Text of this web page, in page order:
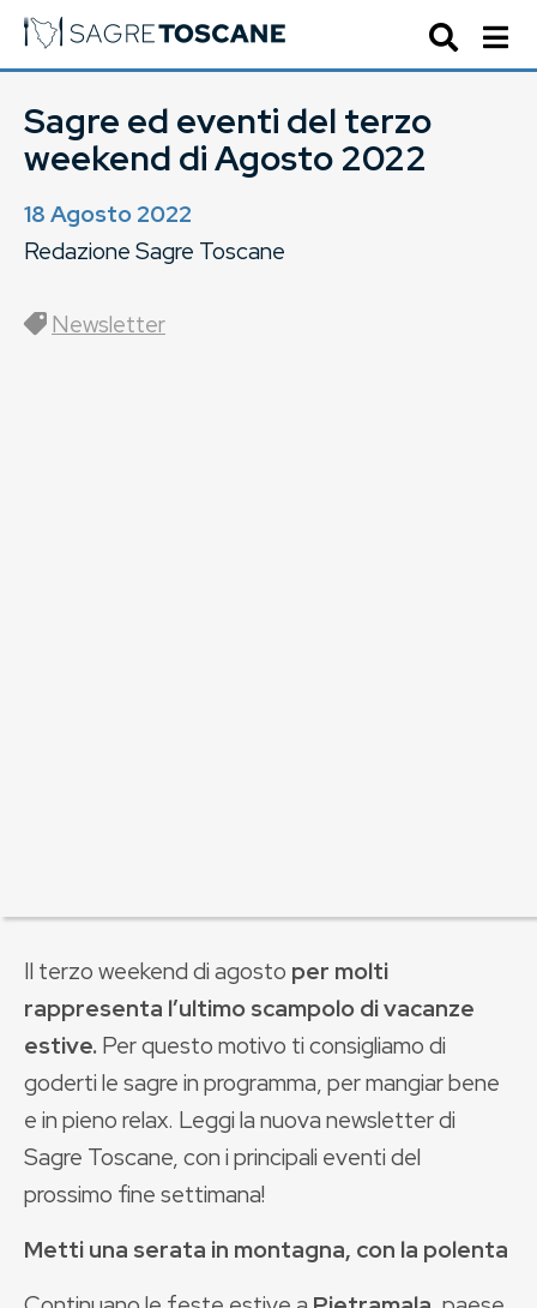
Sagre ed eventi del terzo
weekend di Agosto 2022
18 Agosto 2022
Redazione Sagre Toscane
Newsletter
Il terzo weekend di agosto per molti
rappresenta l’ultimo scampolo di vacanze
estive.Per questo motivo ti consigliamo di
goderti le sagre in programma, per mangiar bene
e in pieno relax. Leggi la nuova newsletter di
Sagre Toscane, con i principali eventi del
prossimo fine settimana!
Metti una serata in montagna, con la polenta